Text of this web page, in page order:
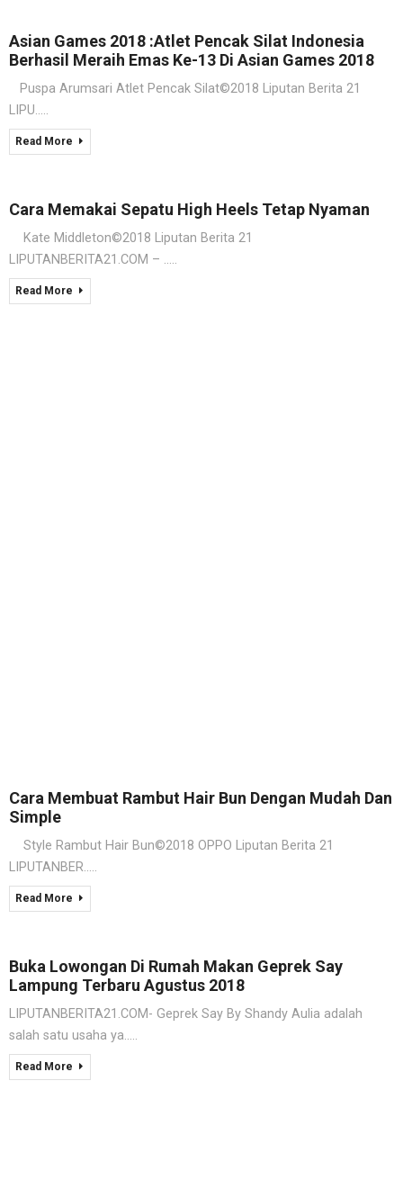
Asian Games 2018 :Atlet Pencak Silat Indonesia
Berhasil Meraih Emas Ke-13 Di Asian Games 2018
Puspa Arumsari Atlet Pencak Silat©2018 Liputan Berita 21
LIPU.....
Read More
Cara Memakai Sepatu High Heels Tetap Nyaman
Kate Middleton©2018 Liputan Berita 21
LIPUTANBERITA21.COM – .....
Read More
Cara Membuat Rambut Hair Bun Dengan Mudah Dan
Simple
Style Rambut Hair Bun©2018 OPPO Liputan Berita 21
LIPUTANBER.....
Read More
Buka Lowongan Di Rumah Makan Geprek Say
Lampung Terbaru Agustus 2018
LIPUTANBERITA21.COM- Geprek Say By Shandy Aulia adalah
salah satu usaha ya.....
Read More